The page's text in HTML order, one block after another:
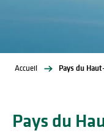
Accueil Pays du
Pays du